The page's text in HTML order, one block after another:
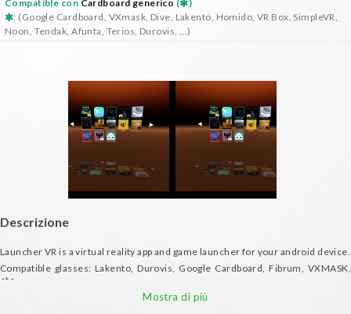
Compatible con Cardboard generico (
)
: (Google Cardboard, VXmask, Dive, Lakento, Homido, VR Box, SimpleVR,
Noon, Tendak, Afunta, Terios, Durovis, ...)
Descrizione
Launcher VR is a virtual reality app and game launcher for your android device.
Compatible glasses: Lakento, Durovis, Google Cardboard, Fibrum, VXMASK,
etc.
Mostra di più